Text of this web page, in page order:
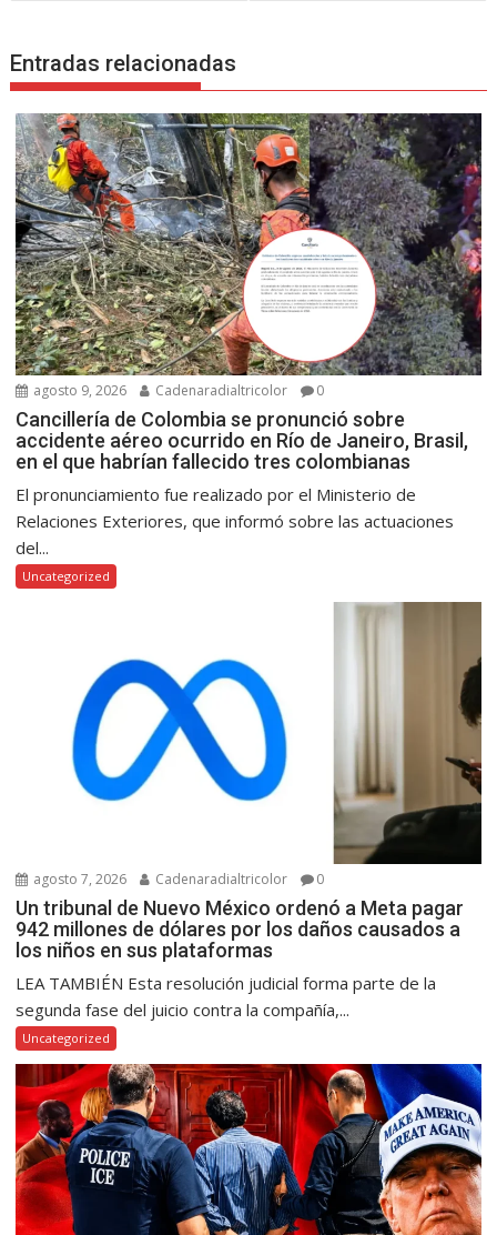
Entradas relacionadas
agosto 9, 2026 Cadenaradialtricolor 0
Cancillería de Colombia se pronunció sobre
accidente aéreo ocurrido en Río de Janeiro, Brasil,
en el que habrían fallecido tres colombianas
El pronunciamiento fue realizado por el Ministerio de
Relaciones Exteriores, que informó sobre las actuaciones
del...
Uncategorized
agosto 7, 2026 Cadenaradialtricolor 0
Un tribunal de Nuevo México ordenó a Meta pagar
942 millones de dólares por los daños causados a
los niños en sus plataformas
LEA TAMBIÉN Esta resolución judicial forma parte de la
segunda fase del juicio contra la compañía,...
Uncategorized